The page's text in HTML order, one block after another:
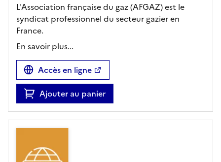
L'Association française du gaz (AFGAZ) est le
syndicat professionnel du secteur gazier en
France.
En savoir plus...
Accès en ligne
Ajouter au panier